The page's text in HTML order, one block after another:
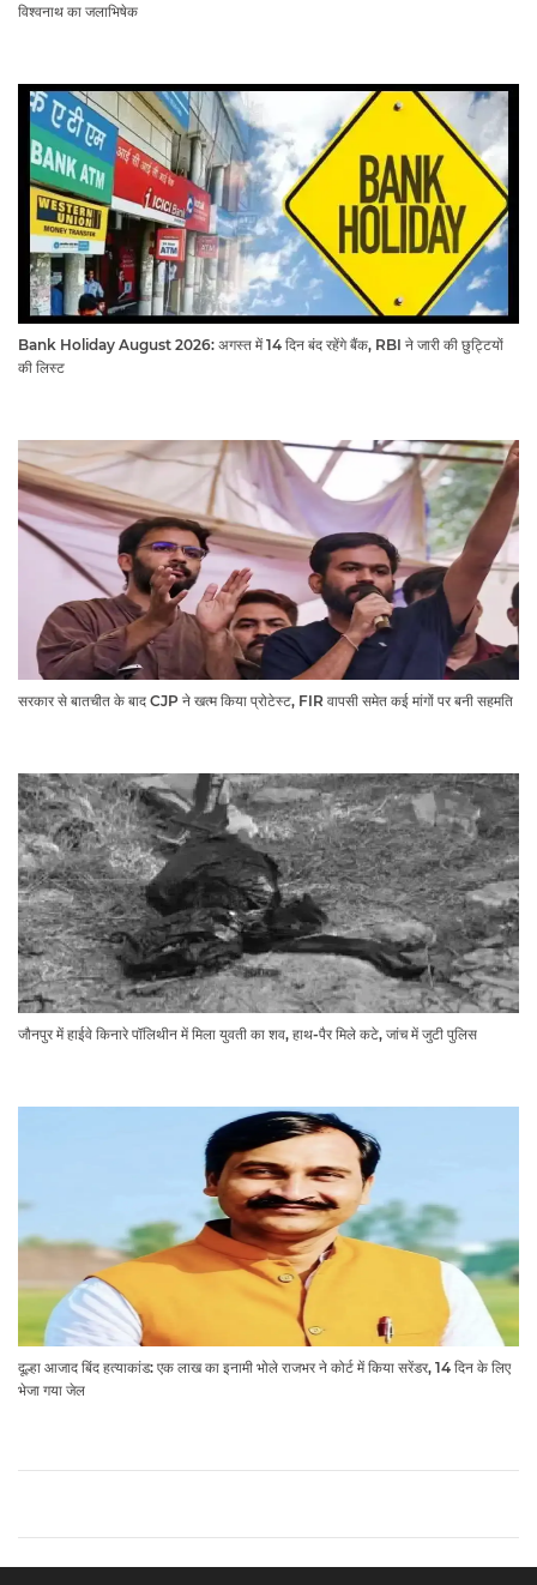
विश्वनाथ का जलाभिषेक
Bank Holiday August 2026: अगस्त में 14 दिन बंद रहेंगे बैंक, RBI ने जारी की छुट्टियों
की लिस्ट​​​​​​​
सरकार से बातचीत के बाद CJP ने खत्म किया प्रोटेस्ट, FIR वापसी समेत कई मांगों पर बनी सहमति
जौनपुर में हाईवे किनारे पॉलिथीन में मिला युवती का शव, हाथ-पैर मिले कटे, जांच में जुटी पुलिस
दूल्हा आजाद बिंद हत्याकांड: एक लाख का इनामी भोले राजभर ने कोर्ट में किया सरेंडर, 14 दिन के लिए
भेजा गया जेल